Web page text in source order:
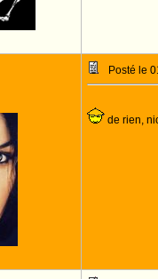
Posté le
de rien,